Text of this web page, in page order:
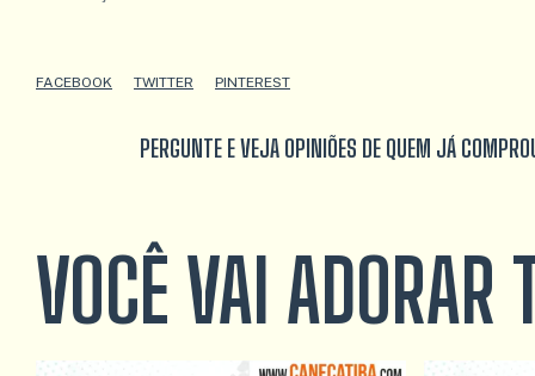
FACEBOOK TWITTER PINTEREST
PERGUNTE E VEJA OPINIÕES DE QUEM JÁ
VOCÊ VAI